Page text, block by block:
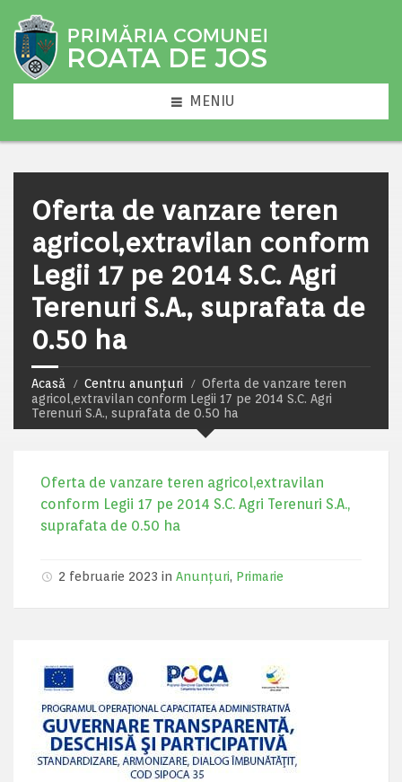
MENIU
Oferta de vanzare teren
agricol,extravilan conform
Legii 17 pe 2014 S.C. Agri
Terenuri S.A., suprafata de
0.50 ha
Acasă Centru anunțuri
Oferta de vanzare teren
agricol,extravilan conform Legii 17 pe 2014 S.C. Agri
Terenuri S.A., suprafata de 0.50 ha
Oferta de vanzare teren agricol,extravilan
conform Legii 17 pe 2014 S.C. Agri Terenuri S.A.,
suprafata de 0.50 ha
2 februarie 2023 in Anunțuri, Primarie